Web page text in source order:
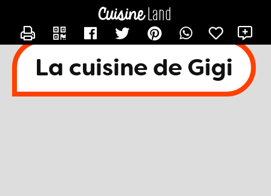
La cuisine de Gigi
CONTACTER EMANDINE07